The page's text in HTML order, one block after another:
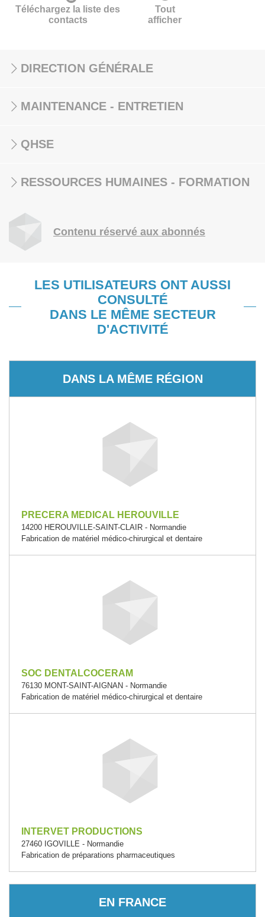
Téléchargez la liste des
contacts
Tout
afficher
DIRECTION GÉNÉRALE
MAINTENANCE - ENTRETIEN
QHSE
RESSOURCES HUMAINES - FORMATION
Contenu réservé aux abonnés
LES UTILISATEURS ONT AUSSI
CONSULTÉ
DANS LE MÊME SECTEUR
D'ACTIVITÉ
DANS LA MÊME RÉGION
PRECERA MEDICAL HEROUVILLE
14200 HEROUVILLE-SAINT-CLAIR - Normandie
Fabrication de matériel médico-chirurgical et dentaire
SOC DENTALCOCERAM
76130 MONT-SAINT-AIGNAN - Normandie
Fabrication de matériel médico-chirurgical et dentaire
INTERVET PRODUCTIONS
27460 IGOVILLE - Normandie
Fabrication de préparations pharmaceutiques
EN FRANCE